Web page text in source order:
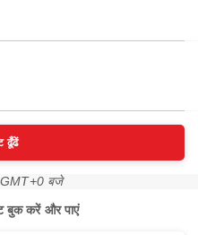
ढूँढें
बजे
बुक करें और पाएं